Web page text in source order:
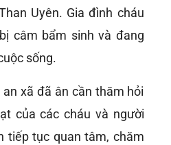
Uyên. Gia đình cháu
câm bẩm sinh và đang
sống.
xã đã ân cần thăm hỏi
của các cháu và người
tiếp tục quan tâm, chăm